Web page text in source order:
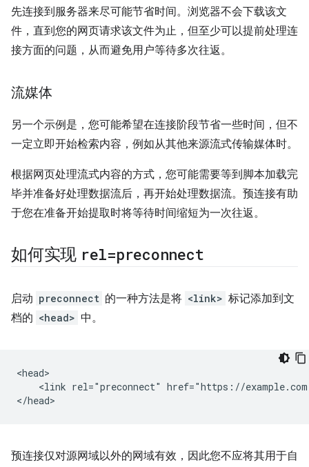
先连接到服务器来尽可能节省时间。浏览器不会下载该文
件，直到您的网页请求该文件为止，但至少可以提前处理连
接方面的问题，从而避免用户等待多次往返。
流媒体
另一个示例是，您可能希望在连接阶段节省一些时间，但不
一定立即开始检索内容，例如从其他来源流式传输媒体时。
根据网页处理流式内容的方式，您可能需要等到脚本加载完
毕并准备好处理数据流后，再开始处理数据流。预连接有助
于您在准备开始提取时将等待时间缩短为一次往返。
如何实现 rel=preconnect
启动 preconnect 的一种方法是将 <link> 标记添加到文
档的 <head> 中。
<head>
<link rel="preconnect" href="https://
预连接仅对源网域以外的网域有效，因此您不应将其用于自